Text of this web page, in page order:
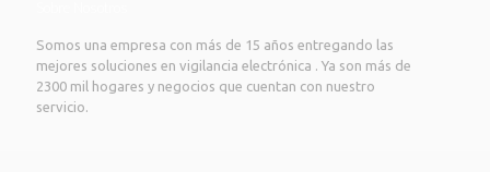
Somos una empresa con más de 15 años entregando las
mejores soluciones en vigilancia electrónica . Ya son más de
2300 mil hogares y negocios que cuentan con nuestro
servicio.